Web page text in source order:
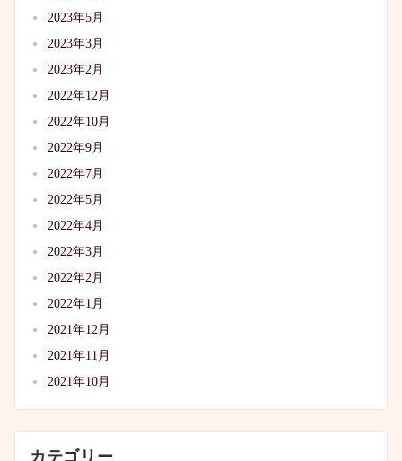
2023年5月
2023年3月
2023年2月
2022年12月
2022年10月
2022年9月
2022年7月
2022年5月
2022年4月
2022年3月
2022年2月
2022年1月
2021年12月
2021年11月
2021年10月
カテゴリー